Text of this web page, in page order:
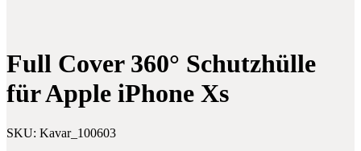
Full Cover 360° Schutzhülle
für Apple iPhone Xs
SKU: Kavar_100603